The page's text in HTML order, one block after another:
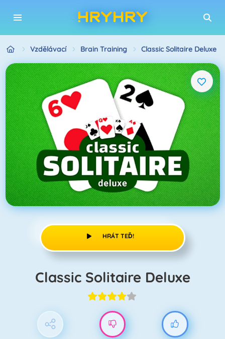
Vzdělávací Brain Training Classic Solitaire Deluxe
HRÁT TEĎ!
Classic Solitaire Deluxe